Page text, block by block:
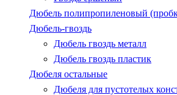
Дюбель полипропиленовый
Дюбель-гвоздь
Дюбель гвоздь металл
Дюбель гвоздь пластик
Дюбеля остальные
Дюбеля для пустотелых